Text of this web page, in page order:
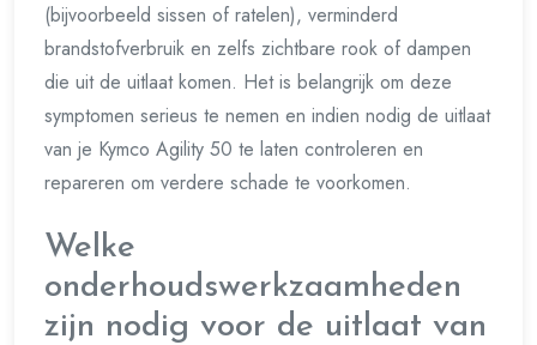
(bijvoorbeeld sissen of ratelen), verminderd
brandstofverbruik en zelfs zichtbare rook of dampen
die uit de uitlaat komen. Het is belangrijk om deze
symptomen serieus te nemen en indien nodig de uitlaat
van je Kymco Agility 50 te laten controleren en
repareren om verdere schade te voorkomen.
Welke
onderhoudswerkzaamheden
zijn nodig voor de uitlaat van